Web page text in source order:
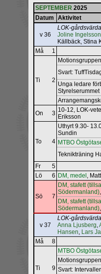
SEPTEMBER 2025
Datum
Aktivitet
v 36
LOK-
Joline Ingelsson
Källbäck, Stina
Må
1
Ti 2
Svart:
Unga ledare
Styrelserummet
On
3 10-12, LOK-
Eriksson
To 4
Uthyrt 9.30-
Sundin
MTBO
Teknikträning
Fr
5
Lö
6 DM, medel ,
Sö 7
DM, stafett
Södermanland)
DM, stafett
Södermanland)
v 37
LOK-
Anna Ljusberg,
Hansen, Lars
Må
8
Ti 9
MTBO
Svart: